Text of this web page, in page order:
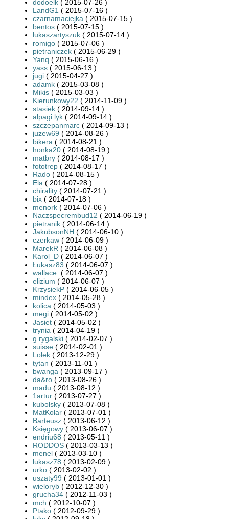
dodoelk ( 2015-07-26 )
LandG1 ( 2015-07-16 )
czarnamaciejka ( 2015-07-15 )
bentos ( 2015-07-15 )
lukaszartyszuk ( 2015-07-14 )
romigo ( 2015-07-06 )
pietraniczek ( 2015-06-29 )
Yanq ( 2015-06-16 )
yass ( 2015-06-13 )
jugi ( 2015-04-27 )
adamk ( 2015-03-08 )
Mikis ( 2015-03-03 )
Kierunkowy22 ( 2014-11-09 )
stasiek ( 2014-09-14 )
alpagi.lyk ( 2014-09-14 )
szczepanmarc ( 2014-09-13 )
juzew69 ( 2014-08-26 )
bikera ( 2014-08-21 )
honka20 ( 2014-08-19 )
matbry ( 2014-08-17 )
fototrep ( 2014-08-17 )
Rado ( 2014-08-15 )
Ela ( 2014-07-28 )
chirality ( 2014-07-21 )
bix ( 2014-07-18 )
menork ( 2014-07-06 )
Naczspecrembud12 ( 2014-06-19 )
pietranik ( 2014-06-14 )
JakubsonNH ( 2014-06-10 )
czerkaw ( 2014-06-09 )
MarekR ( 2014-06-08 )
Karol_D ( 2014-06-07 )
Łukasz83 ( 2014-06-07 )
wallace. ( 2014-06-07 )
elizium ( 2014-06-07 )
KrzysiekP ( 2014-06-05 )
mindex ( 2014-05-28 )
kolica ( 2014-05-03 )
megi ( 2014-05-02 )
Jasiet ( 2014-05-02 )
trynia ( 2014-04-19 )
g.rygalski ( 2014-02-07 )
suisse ( 2014-02-01 )
Lolek ( 2013-12-29 )
tytan ( 2013-11-01 )
bwanga ( 2013-09-17 )
da&ro ( 2013-08-26 )
madu ( 2013-08-12 )
1artur ( 2013-07-27 )
kubolsky ( 2013-07-08 )
MatKolar ( 2013-07-01 )
Barteusz ( 2013-06-12 )
Księgowy ( 2013-06-07 )
endriu68 ( 2013-05-11 )
RODDOS ( 2013-03-13 )
menel ( 2013-03-10 )
lukasz78 ( 2013-02-09 )
urko ( 2013-02-02 )
uszaty99 ( 2013-01-01 )
wieloryb ( 2012-12-30 )
grucha34 ( 2012-11-03 )
mch ( 2012-10-07 )
Ptako ( 2012-09-29 )